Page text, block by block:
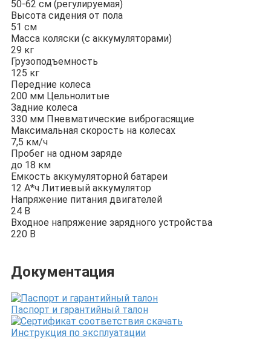
50-62 см (регулируемая)
Высота сидения от пола
51 см
Масса коляски (с аккумуляторами)
29 кг
Грузоподъемность
125 кг
Передние колеса
200 мм Цельнолитые
Задние колеса
330 мм Пневматические виброгасящие
Максимальная скорость на колесах
7,5 км/ч
Пробег на одном заряде
до 18 км
Емкость аккумуляторной батареи
12 А*ч Литиевый аккумулятор
Напряжение питания двигателей
24 В
Входное напряжение зарядного устройства
220 В
Документация
Паспорт и гарантийный талон
Инструкция по эксплуатации